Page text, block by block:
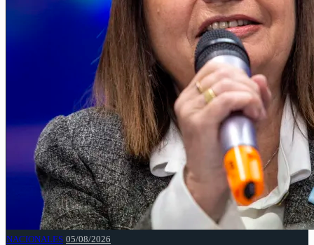
NACIONALES 05/08/2026